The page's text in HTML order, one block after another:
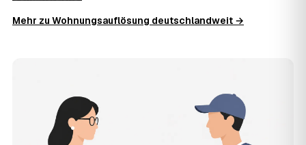
Wohnung in Rödermark?
Für eine durchschnittliche Wohnung mit rund 65 m² liegen
den genauen Festpreis nennt Ihnen der Partner nach
kurzer Beschreibung.
Werden Wohnungsauflösungen in Rödermark
teurer?
Mehr zu Wohnungsauflösung deutschlandweit →